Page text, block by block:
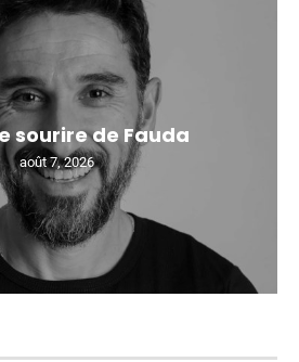
sourire de Fauda
août 7, 2026